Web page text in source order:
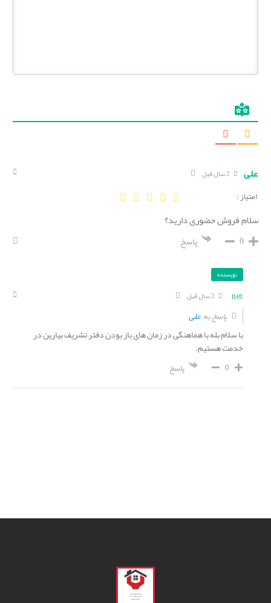
علی
امتیاز :
سلام فروش حضوری دارید؟
0 پاسخ
نویسنده
net
پاسخ بهعلی
با سلام بله با هماهنگی در زمان های باز بودن دفتر تشریف بیارین در
خدمت هستیم.
0 پاسخ